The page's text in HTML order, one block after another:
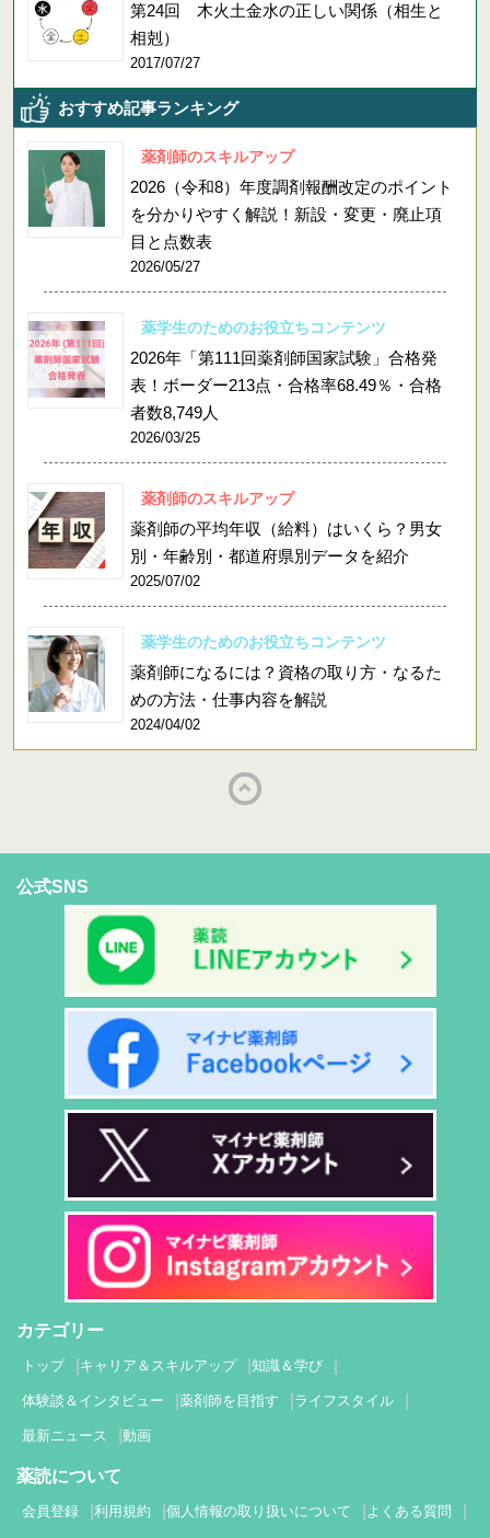
第24回 木火土金水の正しい関係（相生と
相剋）
2017/07/27
おすすめ記事ランキング
薬剤師のスキルアップ
2026（令和8）年度調剤報酬改定のポイント
を分かりやすく解説！新設・変更・廃止項
目と点数表
2026/05/27
薬学生のためのお役立ちコンテンツ
2026年「第111回薬剤師国家試験」合格発
表！ボーダー213点・合格率68.49％・合格
者数8,749人
2026/03/25
薬剤師のスキルアップ
薬剤師の平均年収（給料）はいくら？男女
別・年齢別・都道府県別データを紹介
2025/07/02
薬学生のためのお役立ちコンテンツ
薬剤師になるには？資格の取り方・なるた
めの方法・仕事内容を解説
2024/04/02
公式SNS
カテゴリー
トップ キャリア＆スキルアップ 知識＆学び
体験談＆インタビュー 薬剤師を目指す ライフスタイル
最新ニュース 動画
薬読について
会員登録 利用規約 個人情報の取り扱いについて よくある質問